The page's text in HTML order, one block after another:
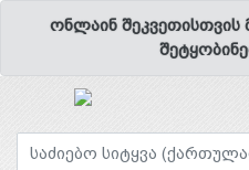
ონლაინ